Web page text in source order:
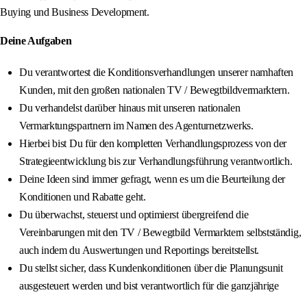
Buying und Business Development.
Deine Aufgaben
Du verantwortest die Konditionsverhandlungen unserer namhaften
Kunden, mit den großen nationalen TV / Bewegtbildvermarktern.
Du verhandelst darüber hinaus mit unseren nationalen
Vermarktungspartnern im Namen des Agenturnetzwerks.
Hierbei bist Du für den kompletten Verhandlungsprozess von der
Strategieentwicklung bis zur Verhandlungsführung verantwortlich.
Deine Ideen sind immer gefragt, wenn es um die Beurteilung der
Konditionen und Rabatte geht.
Du überwachst, steuerst und optimierst übergreifend die
Vereinbarungen mit den TV / Bewegtbild Vermarktern selbstständig,
auch indem du Auswertungen und Reportings bereitstellst.
Du stellst sicher, dass Kundenkonditionen über die Planungsunit
ausgesteuert werden und bist verantwortlich für die ganzjährige